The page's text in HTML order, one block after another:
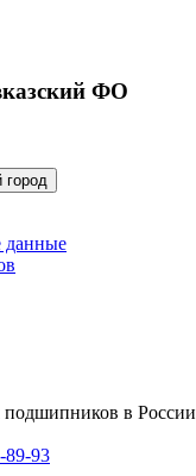
ФО
данные
в России
89-93